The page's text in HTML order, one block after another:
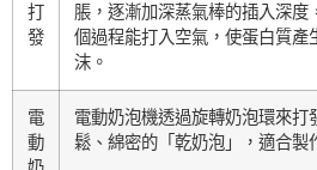
打
發
脹，逐漸加深蒸氣棒的插入深度
個過程能打入空氣，使蛋白質產
沫。
電
動
電動奶泡機透過旋轉奶泡環來打
鬆、綿密的「乾奶泡」，適合製